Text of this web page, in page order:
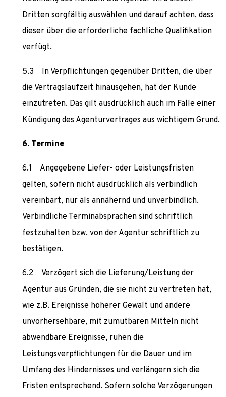
Dritten sorgfältig auswählen und darauf achten, dass
dieser über die erforderliche fachliche Qualifikation
verfügt.
In Verpflichtungen gegenüber Dritten, die über
die Vertragslaufzeit hinausgehen, hat der Kunde
einzutreten. Das gilt ausdrücklich auch im Falle einer
Kündigung des Agenturvertrages aus wichtigem Grund.
Termine
Angegebene Liefer- oder Leistungsfristen
gelten, sofern nicht ausdrücklich als verbindlich
vereinbart, nur als annähernd und unverbindlich.
Verbindliche Terminabsprachen sind schriftlich
festzuhalten bzw. von der Agentur schriftlich zu
bestätigen.
Verzögert sich die Lieferung/Leistung der
Agentur aus Gründen, die sie nicht zu vertreten hat,
wie z.B. Ereignisse höherer Gewalt und andere
unvorhersehbare, mit zumutbaren Mitteln nicht
abwendbare Ereignisse, ruhen die
Leistungsverpflichtungen für die Dauer und im
Umfang des Hindernisses und verlängern sich die
Fristen entsprechend. Sofern solche Verzögerungen